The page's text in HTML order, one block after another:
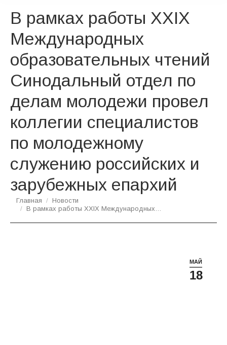
В рамках работы ХХIХ
Международных
образовательных чтений
Синодальный отдел по
делам молодежи провел
коллегии специалистов
по молодежному
служению российских и
зарубежных епархий
Вы здесь:
Главная
Новости
В рамках работы ХХIХ Международных…
МАЙ
18